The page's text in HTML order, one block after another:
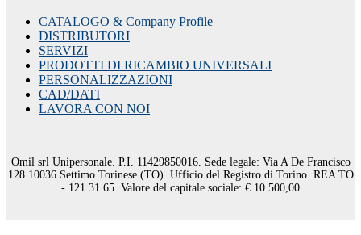
CATALOGO & Company Profile
DISTRIBUTORI
SERVIZI
PRODOTTI DI RICAMBIO UNIVERSALI
PERSONALIZZAZIONI
CAD/DATI
LAVORA CON NOI
Omil srl Unipersonale. P.I. 11429850016. Sede legale: Via A De Francisco
128 10036 Settimo Torinese (TO). Ufficio del Registro di Torino. REA TO
- 121.31.65. Valore del capitale sociale: € 10.500,00